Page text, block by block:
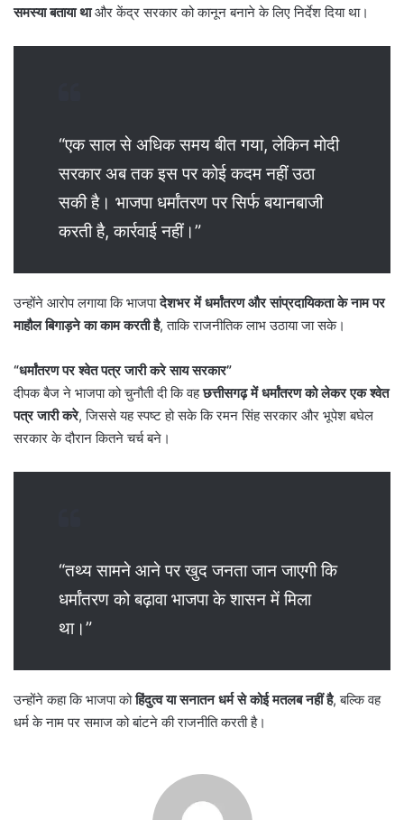
समस्या बताया थाऔर केंद्र सरकार को कानून बनाने के लिए निर्देश दिया था।
“एक साल से अधिक समय बीत गया, लेकिन मोदी
सरकार अब तक इस पर कोई कदम नहीं उठा
सकी है। भाजपा धर्मांतरण पर सिर्फ बयानबाजी
करती है, कार्रवाई नहीं।”
उन्होंने आरोप लगाया कि भाजपादेशभर में धर्मांतरण और सांप्रदायिकता के नाम पर
माहौल बिगाड़ने का काम करती है, ताकि राजनीतिक लाभ उठाया जा सके।
“धर्मांतरण पर श्वेत पत्र जारी करे साय सरकार”
दीपक बैज ने भाजपा को चुनौती दी कि वहछत्तीसगढ़ में धर्मांतरण को लेकर एक श्वेत
पत्र जारी करे, जिससे यह स्पष्ट हो सके कि रमन सिंह सरकार और भूपेश बघेल
सरकार के दौरान कितने चर्च बने।
“तथ्य सामने आने पर खुद जनता जान जाएगी कि
धर्मांतरण को बढ़ावा भाजपा के शासन में मिला
था।”
उन्होंने कहा कि भाजपा कोहिंदुत्व या सनातन धर्म से कोई मतलब नहीं है, बल्कि वह
धर्म के नाम पर समाज को बांटने की राजनीति करती है।